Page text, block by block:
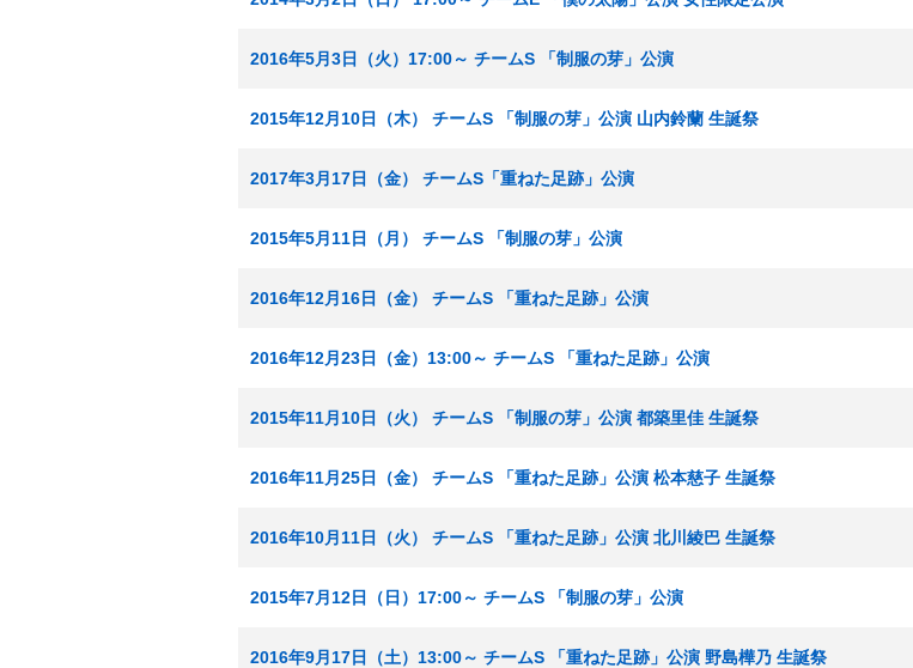
2016年5月3日（火）17:00～ チームS 「制服の芽」公演
2015年12月10日（木） チームS 「制服の芽」公演 山内鈴蘭 生誕祭
2017年3月17日（金） チームS「重ねた足跡」公演
2015年5月11日（月） チームS 「制服の芽」公演
2016年12月16日（金） チームS 「重ねた足跡」公演
2016年12月23日（金）13:00～ チームS 「重ねた足跡」公演
2015年11月10日（火） チームS 「制服の芽」公演 都築里佳 生誕祭
2016年11月25日（金） チームS 「重ねた足跡」公演 松本慈子 生誕祭
2016年10月11日（火） チームS 「重ねた足跡」公演 北川綾巴 生誕祭
2015年7月12日（日）17:00～ チームS 「制服の芽」公演
2016年9月17日（土）13:00～ チームS 「重ねた足跡」公演 野島樺乃 生誕祭